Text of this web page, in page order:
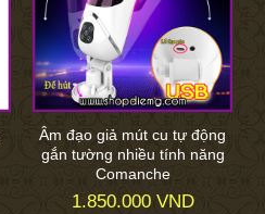
Âm đạo giả mút cu tự động
gắn tường nhiều tính năng
Comanche
1.850.000 VND